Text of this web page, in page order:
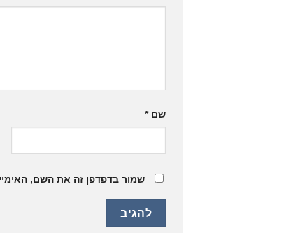
שם*
שמור בדפדפן זה את השם,